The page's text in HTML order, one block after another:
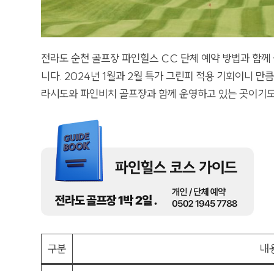
전라도 순천 골프장 파인힐스 CC 단체 예약 방법과 함
니다. 2024년 1월과 2월 특가 그린피 적용 기회이니 만
라시도와 파인비치 골프장과 함께 운영하고 있는 곳이기
구분 내